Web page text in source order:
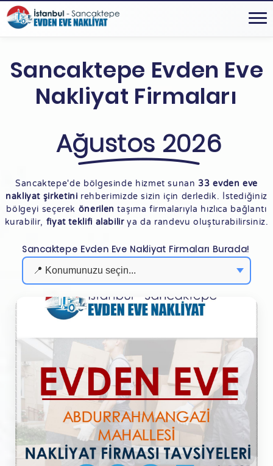
Sancaktepe Evden Eve
Nakliyat Firmaları
Ağustos 2026
Sancaktepe'de bölgesinde hizmet sunan 33 evden eve
nakliyat şirketini rehberimizde sizin için derledik. İstediğiniz
bölgeyi seçerek önerilen taşıma firmalarıyla hızlıca bağlantı
kurabilir, fiyat teklifi alabilirya da randevu oluşturabilirsiniz.
Sancaktepe Evden Eve Nakliyat Firmaları Burada!